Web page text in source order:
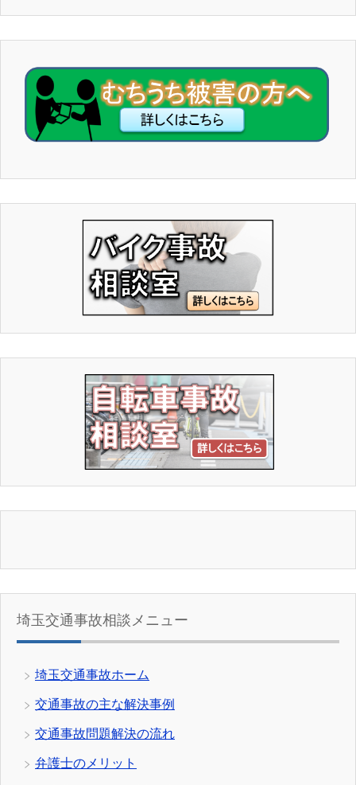
埼玉交通事故相談メニュー
埼玉交通事故ホーム
交通事故の主な解決事例
交通事故問題解決の流れ
弁護士のメリット